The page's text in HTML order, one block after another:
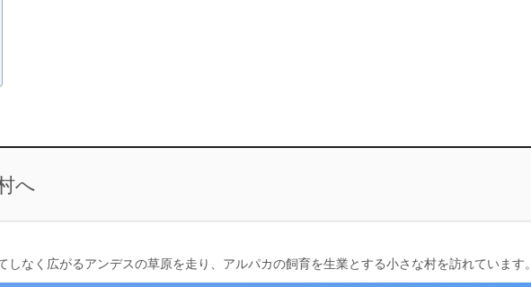
へ
なく広がるアンデスの草原を走り、アルパカの飼育を生業とする小さな村を訪れています。